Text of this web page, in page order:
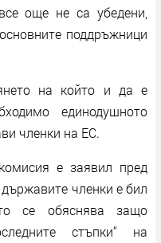
още не са убедени,
поддръжници
на който и да е
единодушното
членки на ЕС.
е заявил пред
членки е бил
се обяснява защо
стъпки“ на